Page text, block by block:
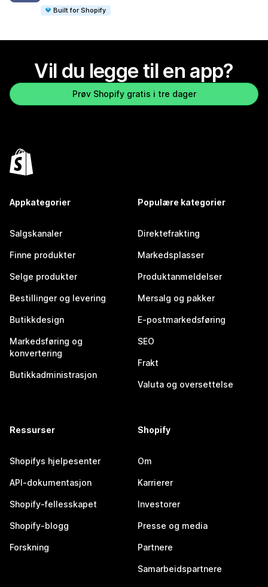
Built for Shopify
Vil du legge til en app?
Prøv Shopify gratis i tre dager
Appkategorier
Salgskanaler
Finne produkter
Selge produkter
Bestillinger og levering
Butikkdesign
Markedsføring og
konvertering
Butikkadministrasjon
Populære kategorier
Direktefrakting
Markedsplasser
Produktanmeldelser
Mersalg og pakker
E-postmarkedsføring
SEO
Frakt
Valuta og oversettelse
Ressurser
Shopifys hjelpesenter
API-dokumentasjon
Shopify-fellesskapet
Shopify-blogg
Forskning
Shopify
Om
Karrierer
Investorer
Presse og media
Partnere
Samarbeidspartnere